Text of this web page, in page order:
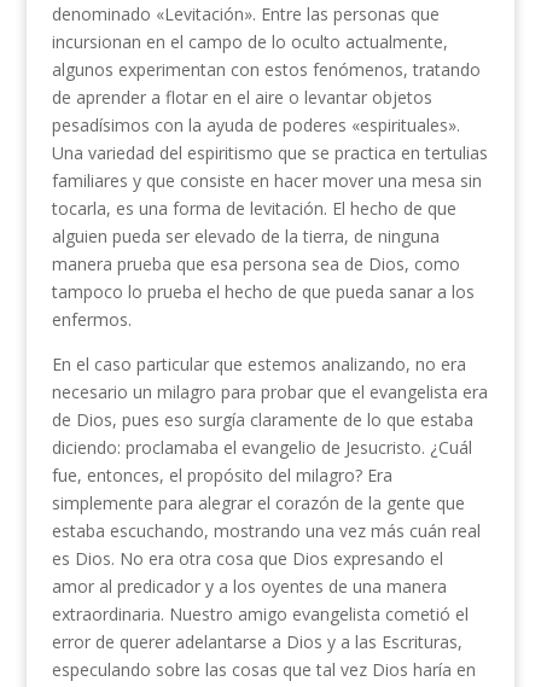
denominado «Levitación». Entre las perso­nas que
incursionan en el campo de lo oculto actual­mente,
algunos experimentan con estos fenómenos, tratando
de aprender a flotar en el aire o levantar objetos
pesadísimos con la ayuda de poderes «espi­rituales».
Una variedad del espiritismo que se prac­tica en tertulias
familiares y que consiste en hacer mover una mesa sin
tocarla, es una forma de levitación. El hecho de que
alguien pueda ser elevado de la tierra, de ninguna
manera prueba que esa persona sea de Dios, como
tampoco lo prueba el hecho de que pueda sanar a los
enfermos.
En el caso particular que estemos analizando, no era
necesario un milagro para probar que el evan­gelista era
de Dios, pues eso surgía claramente de lo que estaba
diciendo: proclamaba el evangelio de Jesucristo. ¿Cuál
fue, entonces, el propósito del mi­lagro? Era
simplemente para alegrar el corazón de la gente que
estaba escuchando, mostrando una vez más cuán real
es Dios. No era otra cosa que Dios expresando el
amor al predicador y a los oyentes de una manera
extraordinaria. Nuestro amigo evange­lista cometió el
error de querer adelantarse a Dios y a las Escrituras,
especulando sobre las cosas que tal vez Dios haría en